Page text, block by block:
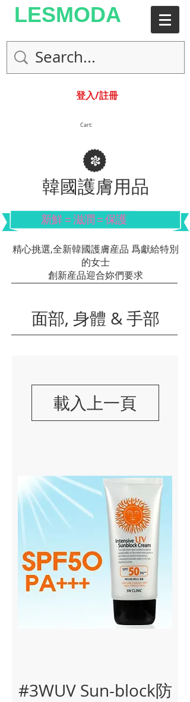
LESMODA
登入/註冊
Cart:
韓國護膚用品
新鮮 = 滋潤 = 保護
精心挑選,全新韓國護膚産品 爲獻給特別
的女士
創新産品迎合妳們要求
面部, 身體 & 手部
載入上一頁
#3WUV Sun-block防